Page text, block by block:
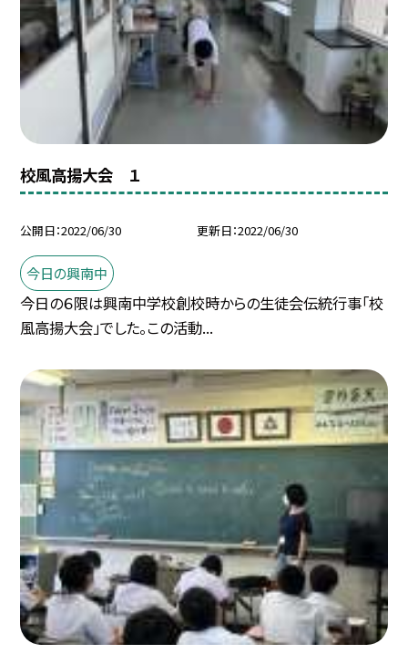
校風高揚大会 １
公開日 2022/06/30 更新日 2022/06/30
今日の興南中
今日の６限は興南中学校創校時からの生徒会伝統行事「校
風高揚大会」でした。この活動...